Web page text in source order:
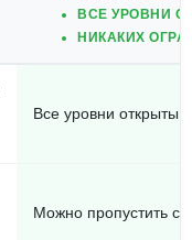
ВСЕ УРОВНИ
НИКАКИХ
Все уровни открыты
Можно пропустить